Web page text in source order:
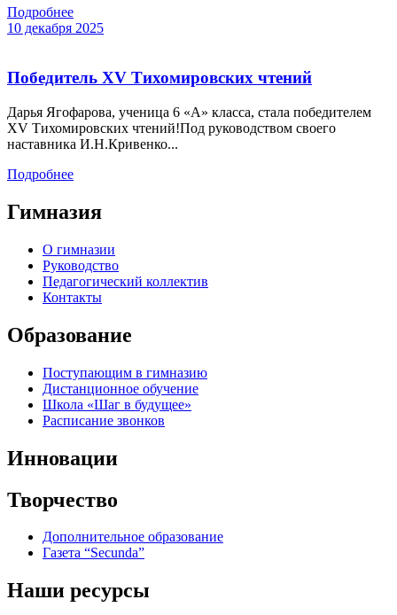
Подробнее
10 декабря 2025
Победитель XV Тихомировских чтений
Дарья Ягофарова, ученица 6 «А» класса, стала победителем
XV Тихомировских чтений!Под руководством своего
наставника И.Н.Кривенко...
Подробнее
Гимназия
О гимназии
Руководство
Педагогический коллектив
Контакты
Образование
Поступающим в гимназию
Дистанционное обучение
Школа «Шаг в будущее»
Расписание звонков
Инновации
Творчество
Дополнительное образование
Газета “Secunda”
Наши ресурсы